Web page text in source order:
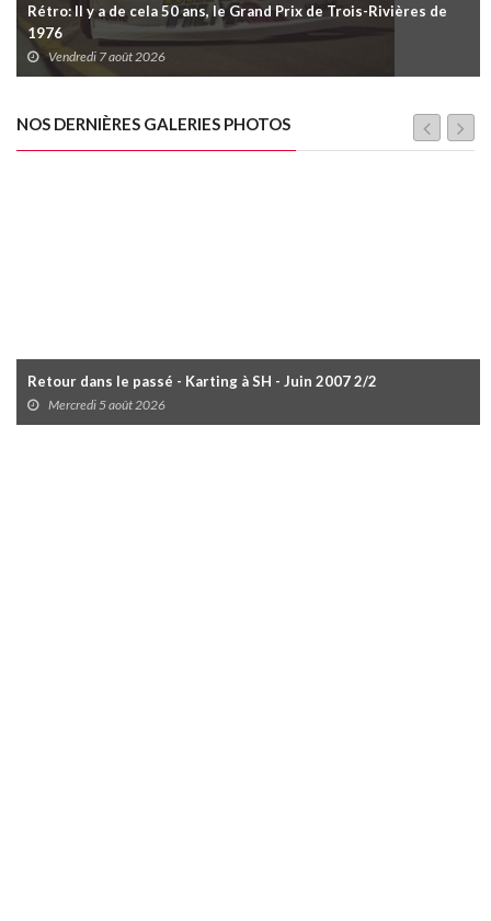
Rétro: Il y a de cela 50 ans, le Grand Prix de Trois-Rivières de
1976
Vendredi 7 août 2026
NOS DERNIÈRES GALERIES PHOTOS
Retour dans le passé - Karting à SH - Juin 2007 2/2
Mercredi 5 août 2026